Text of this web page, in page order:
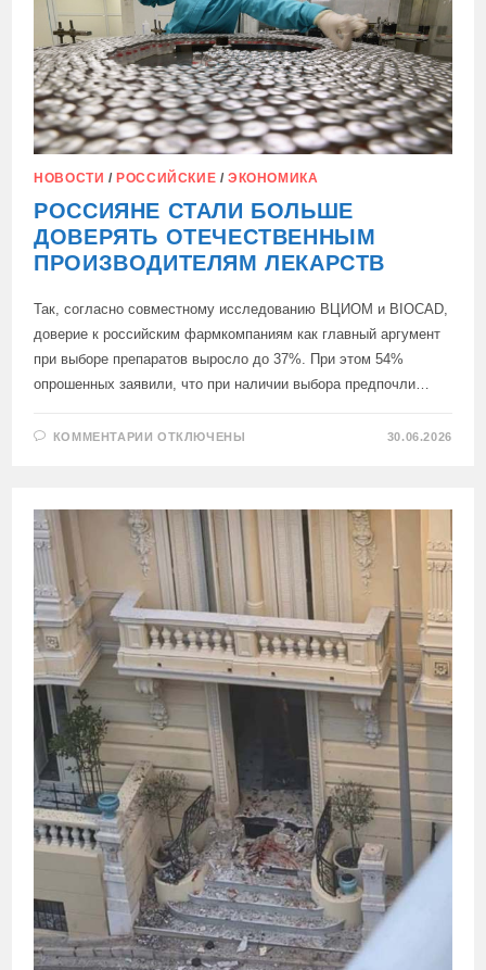
НОВОСТИ / РОССИЙСКИЕ /ЭКОНОМИКА
РОССИЯНЕ СТАЛИ БОЛЬШЕ
ДОВЕРЯТЬ ОТЕЧЕСТВЕННЫМ
ПРОИЗВОДИТЕЛЯМ ЛЕКАРСТВ
Так, согласно совместному исследованию ВЦИОМ и BIOCAD,
доверие к российским фармкомпаниям как главный аргумент
при выборе препаратов выросло до 37%. При этом 54%
опрошенных заявили, что при наличии выбора предпочли…
КОММЕНТАРИИ К
ДОВЕРЯТЬ
ОТЕЧЕСТВЕННЫМ
ПРОИЗВОДИТЕЛЯМ
ЛЕКАРСТВ
ОТКЛЮЧЕНЫ 30.06.2026